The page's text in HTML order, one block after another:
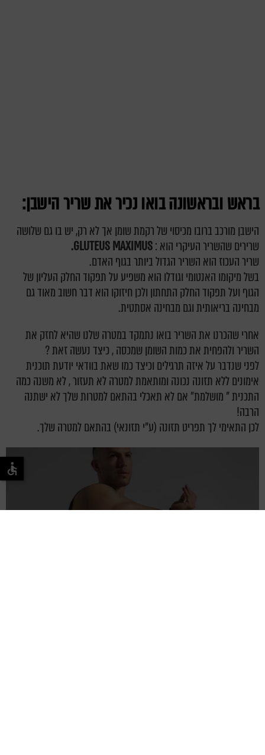
בראש ובראשונה בואו נכיר את שריר הישבן:
הישבן מורכב ברובו מכיסוי של רקמת שומן אך לא רק, יש בו גם שלושה
שרירים שהשריר העיקרי הוא :GLUTEUS MAXIMUS.
שריר העכוז הוא השריר הגדול ביותר בגוף האדם.
בשל מיקומו האנטומי וגודלו הוא משפיע על תפקוד החלק העליון של
הגוף ועל תפקוד החלק התחתון ולכן חיזוקו הוא דבר חשוב מאוד גם
מבחינה בריאותית וגם מבחינה אסתטית.
אחרי שהכרנו את השריר בואו נתמקד במטרה שלנו שהיא לחזק את
השריר ולהפחית את כמות השומן שמכסה , כיצד נעשה זאת ?
לפני שנדבר על איזה תרגילים וכיצד כמו שאת בוודאי יודעת תוכנית
אימונים ללא תזונה נכונה ומותאמת למטרה לא תעזור , לא משנה כמה
התכנית " מושלמת" אם לא תאכלי בהתאם למטרות שלך לא ישתנה
הרבה!
לכן התאימי לך תפריט תזונה (ע"י תזונאי) בהתאם למטרה שלך.